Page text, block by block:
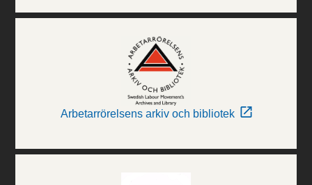
Arbetarrörelsens arkiv och bibliotek